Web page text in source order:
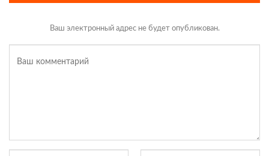
Ваш электронный адрес не будет опубликован.